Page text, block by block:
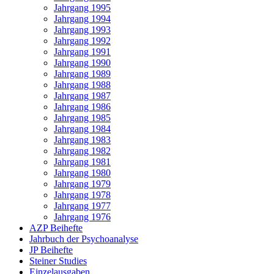
Jahrgang 1995
Jahrgang 1994
Jahrgang 1993
Jahrgang 1992
Jahrgang 1991
Jahrgang 1990
Jahrgang 1989
Jahrgang 1988
Jahrgang 1987
Jahrgang 1986
Jahrgang 1985
Jahrgang 1984
Jahrgang 1983
Jahrgang 1982
Jahrgang 1981
Jahrgang 1980
Jahrgang 1979
Jahrgang 1978
Jahrgang 1977
Jahrgang 1976
AZP Beihefte
Jahrbuch der Psychoanalyse
JP Beihefte
Steiner Studies
Einzelausgaben